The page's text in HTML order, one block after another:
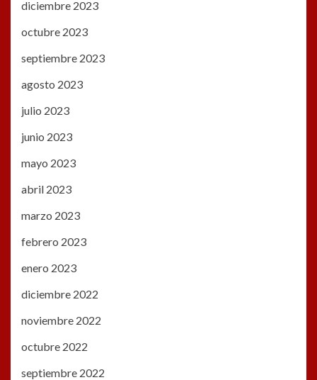
diciembre 2023
octubre 2023
septiembre 2023
agosto 2023
julio 2023
junio 2023
mayo 2023
abril 2023
marzo 2023
febrero 2023
enero 2023
diciembre 2022
noviembre 2022
octubre 2022
septiembre 2022